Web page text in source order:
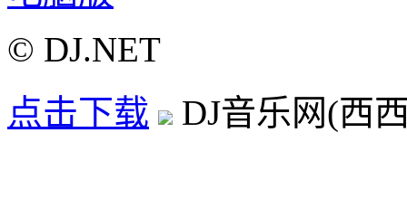
© DJ.NET
点击下载
DJ音乐网(西